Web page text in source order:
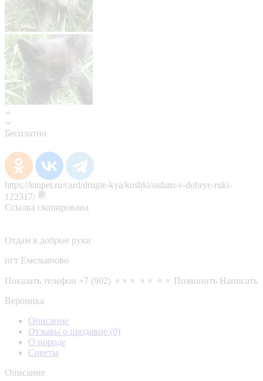
Бесплатно
https://kinpet.ru/card/drugie-kya/koshki/otdam-v-dobrye-ruki-
122317/
Ссылка скопирована
Отдам в добрые руки
пгт Емельяново
Показать телефон +7 (902) ⚬⚬⚬ ⚬⚬ ⚬⚬ Позвонить Написать
Вероника
Описание
Отзывы о продавце (0)
О породе
Советы
Описание